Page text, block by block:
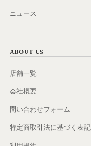
ニュース
ABOUT US
店舗一覧
会社概要
問い合わせフォーム
特定商取引法に基づく表記